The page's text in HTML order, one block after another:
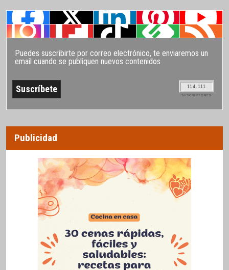
Puedes suscribirte por correo electrónico, te enviaremos un
email cuando se publiquen nuevos contenidos
114.111
SUSCRIPTORES
Publicidad